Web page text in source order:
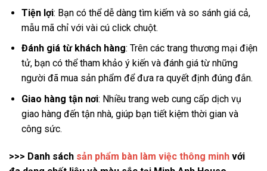
Tiện lợi: Bạn có thể dễ dàng tìm kiếm và so sánh giá cả,
mẫu mã chỉ với vài cú click chuột.
Đánh giá từ khách hàng: Trên các trang thương mại điện
tử, bạn có thể tham khảo ý kiến và đánh giá từ những
người đã mua sản phẩm để đưa ra quyết định đúng đắn.
Giao hàng tận nơi: Nhiều trang web cung cấp dịch vụ
giao hàng đến tận nhà, giúp bạn tiết kiệm thời gian và
công sức.
>>> Danh sách sản phẩm bàn làm việc thông minh với